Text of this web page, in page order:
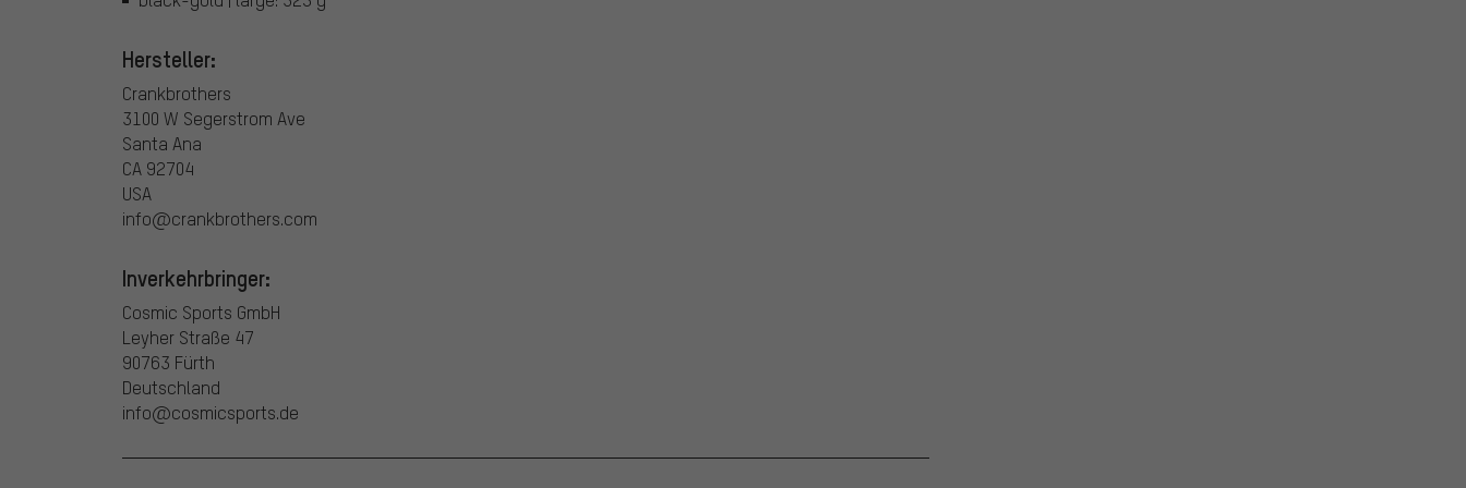
Hersteller:
Crankbrothers
3100 W Segerstrom Ave
Santa Ana
CA 92704
USA
info@crankbrothers.com
Inverkehrbringer:
Cosmic Sports GmbH
Leyher Straße 47
90763 Fürth
Deutschland
info@cosmicsports.de